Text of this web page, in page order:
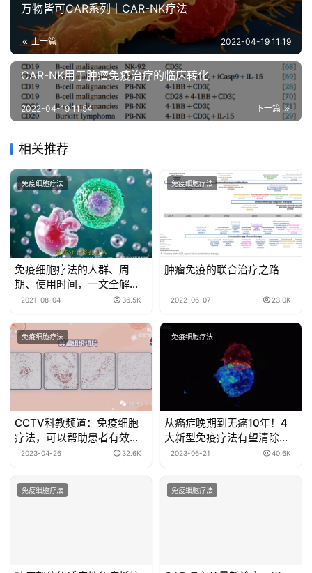
万物皆可CAR系列丨CAR-NK疗法
上一篇 2022-04-19 11:19
CAR-NK用于肿瘤免疫治疗的临床转化
下一篇
2022-04-19 11:54
相关推荐
免疫细胞疗法
免疫细胞疗法的人群、周
期、使用时间，一文全解
答！
2021-08-04 36.5K
免疫细胞疗法
肿瘤免疫的联合治疗之路
2022-06-07 23.0K
免疫细胞疗法
CCTV科教频道：免疫细胞
疗法，可以帮助患者有效对
抗肿瘤！
2023-04-26 32.6K
免疫细胞疗法
从癌症晚期到无癌10年！4
大新型免疫疗法有望清除全
身肿瘤！
2023-06-21 40.6K
免疫细胞疗法 免疫细胞疗法